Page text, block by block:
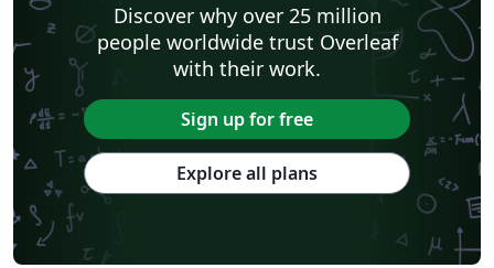
Discover why over 25 million
people worldwide trust Overleaf
with their work.
Sign up for free
Explore all plans